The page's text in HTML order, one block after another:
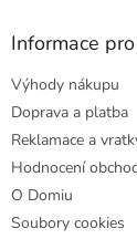
Informace
Výhody nákupu
Doprava a platba
Reklamace a
Hodnocení
O Domiu
Soubory cookies